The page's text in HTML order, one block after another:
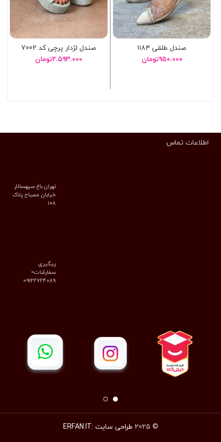
صندل طلقی ۱۱۸۴
۹۵۰.۰۰۰تومان
صندل لژدار پرچی کد 7002
۲.۵۹۳.۰۰۰تومان
اطلاعات تماس
تهران باغ سپهسالار
خیابان مصباح پلاک
۱۰۸
پیگیری
سفارشات=
09122724089
© 2025 طراحی سایت :ERFAN.IT